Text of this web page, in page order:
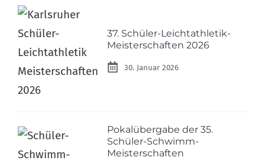
37. Schüler-Leichtathletik-
Meisterschaften 2026
30. Januar 2026
Pokalübergabe der 35.
Schüler-Schwimm-
Meisterschaften